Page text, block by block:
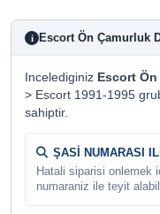
i Escort Ön Çamurluk
Incelediginiz Escort
> Escort 1991-1995
sahiptir.
ŞASİ NUMARASI
Hatali siparisi onlemek
numaraniz ile teyit